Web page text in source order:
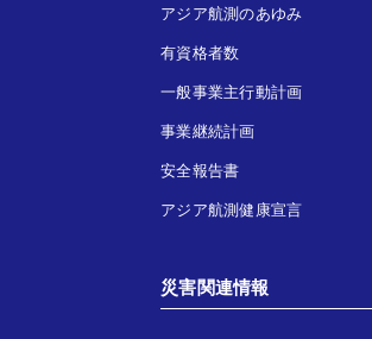
アジア航測のあゆみ
有資格者数
一般事業主行動計画
事業継続計画
安全報告書
アジア航測健康宣言
災害関連情報